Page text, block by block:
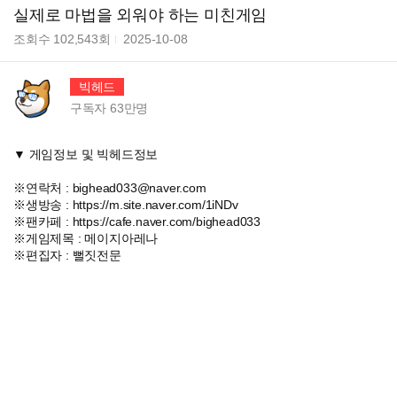
실제로 마법을 외워야 하는 미친게임
조회수 102,543회 2025-10-08
빅헤드
구독자63만명
▼ 게임정보 및 빅헤드정보
※연락처 : bighead033@naver.com
※생방송 : https://m.site.naver.com/1iNDv
※팬카페 : https://cafe.naver.com/bighead033
※게임제목 : 메이지아레나
※편집자 : 뻘짓전문